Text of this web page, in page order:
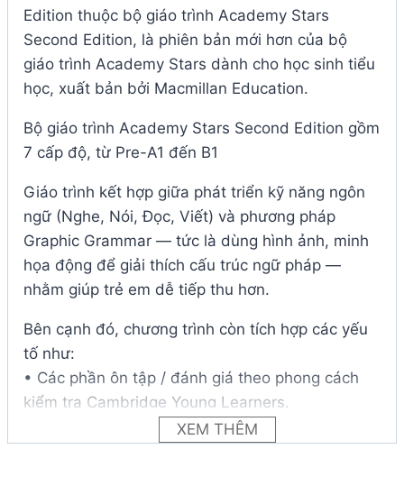
Edition thuộc bộ giáo trình Academy Stars
Second Edition, là phiên bản mới hơn của bộ
giáo trình Academy Stars dành cho học sinh tiểu
học, xuất bản bởi Macmillan Education.
Bộ giáo trình Academy Stars Second Edition gồm
7 cấp độ, từ Pre-A1 đến B1
Giáo trình kết hợp giữa phát triển kỹ năng ngôn
ngữ (Nghe, Nói, Đọc, Viết) và phương pháp
Graphic Grammar — tức là dùng hình ảnh, minh
họa động để giải thích cấu trúc ngữ pháp —
nhằm giúp trẻ em dễ tiếp thu hơn.
Bên cạnh đó, chương trình còn tích hợp các yếu
tố như:
• Các phần ôn tập / đánh giá theo phong cách
kiểm tra Cambridge Young Learners.
• Hoạt động “Think about it!”, phần “Values /
XEM THÊM